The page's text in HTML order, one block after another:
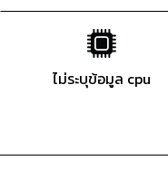
ไม่ระบุข้อมูล cpu